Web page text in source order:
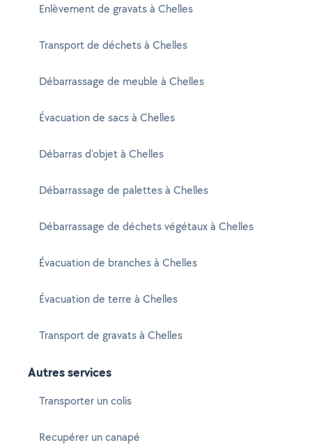
Enlèvement de gravats à Chelles
Transport de déchets à Chelles
Débarrassage de meuble à Chelles
Évacuation de sacs à Chelles
Débarras d'objet à Chelles
Débarrassage de palettes à Chelles
Débarrassage de déchets végétaux à Chelles
Évacuation de branches à Chelles
Évacuation de terre à Chelles
Transport de gravats à Chelles
Autres services
Transporter un colis
Recupérer un canapé